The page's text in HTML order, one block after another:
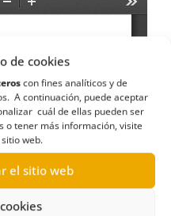
de cookies
con fines analíticos y de
A continuación, puede aceptar
cuál de ellas pueden ser
o tener más información, visite
web.
el sitio web